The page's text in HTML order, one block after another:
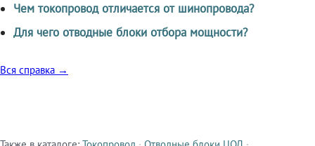
Чем токопровод отличается от шинопровода?
Для чего отводные блоки отбора мощности?
Вся справка →